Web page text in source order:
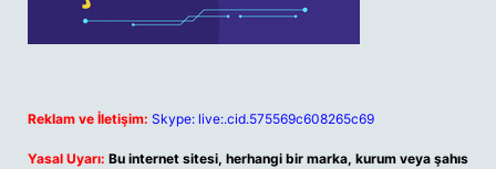
Reklam ve İletişim: Skype: live:.cid.575569c608265c69
Yasal Uyarı: Bu internet sitesi, herhangi bir marka, kurum veya şahıs